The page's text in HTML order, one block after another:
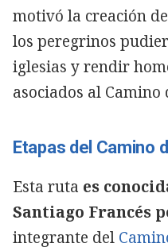
motivó la creación
los peregrinos
iglesias y rendir
asociados al Camino
Etapas del Camino
Esta ruta es
Santiago Francés
integrante del